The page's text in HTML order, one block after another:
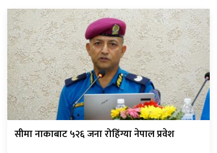
सीमा नाकाबाट ५२६ जना रोहिंग्या नेपाल प्रवेश